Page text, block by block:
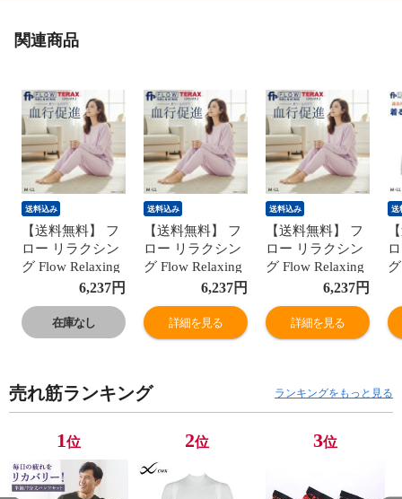
関連商品
送料込み
【送料無料】 フ
ロー リラクシン
グ Flow Relaxing
ミニ裏毛 ルーム
ト レディース 血
行促進 セットア
6,237円
在庫なし
送料込み
【送料無料】 フ
ロー リラクシン
グ Flow Relaxing
ミニ裏毛 ルーム
ト レディース 血
行促進 セットア
6,237円
詳細を見る
送料込み
【送料無料】 フ
ロー リラクシン
グ Flow Relaxing
ミニ裏毛 ルーム
ト レディース 血
行促進 セットア
6,237円
詳細を見る
送
売れ筋ランキング ランキングをもっと見る
1位 2位 3位